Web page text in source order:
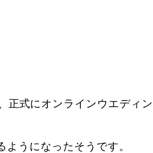
正式にオンラインウエディン
うになったそうです。